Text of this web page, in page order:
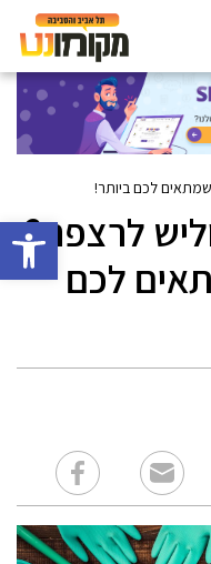
פתח
לכם ביותר!
לרצפה?
לכם